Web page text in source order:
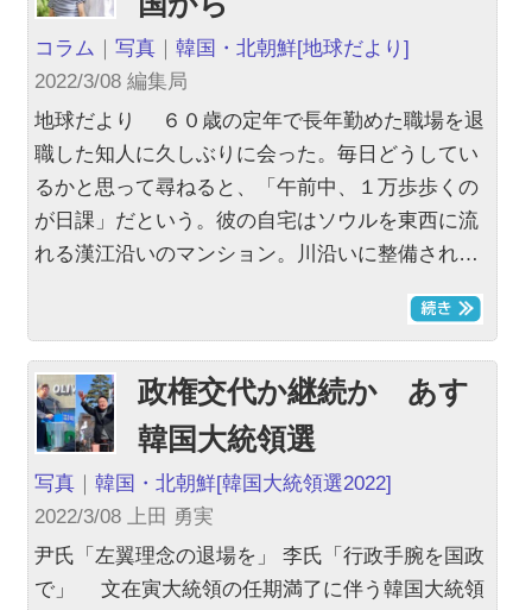
コラム ｜写真 ｜韓国・北朝鮮[地球だより]
2022/3/08 編集局
地球だより ６０歳の定年で長年勤めた職場を退
職した知人に久しぶりに会った。毎日どうしてい
るかと思って尋ねると、「午前中、１万歩歩くの
が日課」だという。彼の自宅はソウルを東西に流
れる漢江沿いのマンション。川沿いに整備され…
政権交代か継続か あす
韓国大統領選
写真 ｜韓国・北朝鮮[韓国大統領選2022]
2022/3/08 上田 勇実
尹氏「左翼理念の退場を」 李氏「行政手腕を国政
で」 文在寅大統領の任期満了に伴う韓国大統領